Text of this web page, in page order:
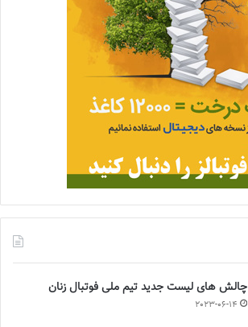
چالش هاى ليست جدید تيم ملى فوتبال زنان
2023-06-14